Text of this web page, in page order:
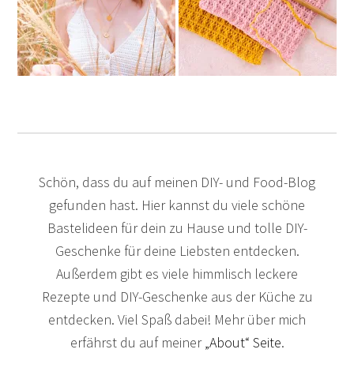
Schön, dass du auf meinen DIY- und Food-Blog
gefunden hast. Hier kannst du viele schöne
Bastelideen für dein zu Hause und tolle DIY-
Geschenke für deine Liebsten entdecken.
Außerdem gibt es viele himmlisch leckere
Rezepte und DIY-Geschenke aus der Küche zu
entdecken. Viel Spaß dabei! Mehr über mich
erfährst du auf meiner„About“ Seite.